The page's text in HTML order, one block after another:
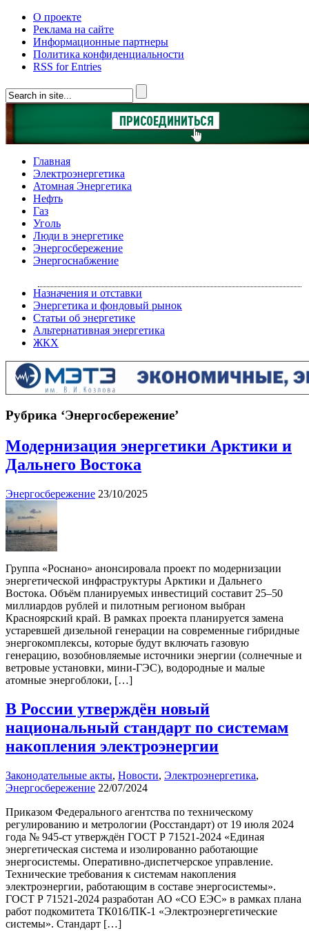
О проекте
Реклама на сайте
Информационные партнеры
Политика конфиденциальности
RSS for Entries
Главная
Электроэнергетика
Атомная Энергетика
Нефть
Газ
Уголь
Люди в энергетике
Энергосбережение
Энергоснабжение
Назначения и отставки
Энергетика и фондовый рынок
Статьи об энергетике
Альтернативная энергетика
ЖКХ
Рубрика ‘Энергосбережение’
Модернизация энергетики Арктики и
Дальнего Востока
Энергосбережение 23/10/2025
Группа «Роснано» анонсировала проект по модернизации
энергетической инфраструктуры Арктики и Дальнего
Востока. Объём планируемых инвестиций составит 25–50
миллиардов рублей и пилотным регионом выбран
Красноярский край. В рамках проекта планируется замена
устаревшей дизельной генерации на современные гибридные
энергокомплексы, которые будут включать газовую
генерацию, возобновляемые источники энергии (солнечные и
ветровые установки, мини-ГЭС), водородные и малые
атомные энергоблоки, […]
В России утверждён новый
национальный стандарт по системам
накопления электроэнергии
Законодательные акты, Новости, Электроэнергетика,
Энергосбережение 22/07/2024
Приказом Федерального агентства по техническому
регулированию и метрологии (Росстандарт) от 19 июля 2024
года № 945-ст утверждён ГОСТ Р 71521-2024 «Единая
энергетическая система и изолированно работающие
энергосистемы. Оперативно-диспетчерское управление.
Технические требования к системам накопления
электроэнергии, работающим в составе энергосистемы».
ГОСТ Р 71521-2024 разработан АО «СО ЕЭС» в рамках плана
работ подкомитета ТК016/ПК-1 «Электроэнергетические
системы». Стандарт […]